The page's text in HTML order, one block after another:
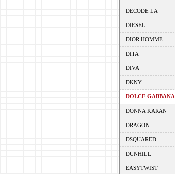
DECODE LA
DIESEL
DIOR HOMME
DITA
DIVA
DKNY
DOLCE GABBANA
DONNA KARAN
DRAGON
DSQUARED
DUNHILL
EASYTWIST